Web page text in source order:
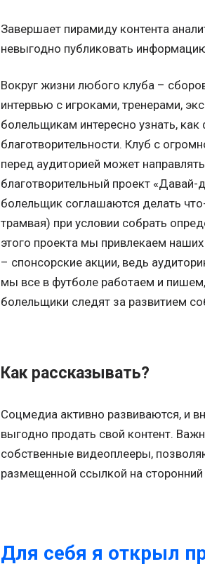
Завершает пирамиду контента
невыгодно публиковать
Вокруг жизни любого клуба –
интервью с игроками, тренерами,
болельщикам интересно узнать,
благотворительности. Клуб с
перед аудиторией может
благотворительный проект «Давай-
болельщик соглашаются делать
трамвая) при условии собрать
этого проекта мы привлекаем
– спонсорские акции, ведь
мы все в футболе работаем и
болельщики следят за развитием
Как рассказывать?
Соцмедиа активно развиваются, и
выгодно продать свой контент.
собственные видеоплееры,
размещенной ссылкой на сторонний
Для себя я открыл